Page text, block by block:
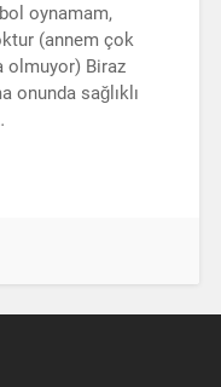
oynamam,
(annem çok
olmuyor) Biraz
onunda sağlıklı